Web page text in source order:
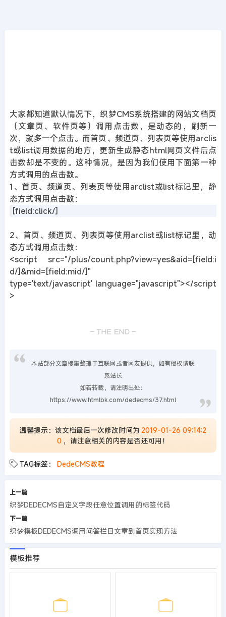
大家都知道默认情况下，织梦CMS系统搭建的网站文档页
（文章页、软件页等）调用点击数，是动态的，刷新一
次，就多一个点击。而首页、频道页、列表页等使用arclis
t或list调用数据的地方，更新生成静态html网页文件后点
击数却是不变的。这种情况，是因为我们使用下面第一种
方式调用的点击数。
1、首页、频道页、列表页等使用arclist或list标记里，静
态方式调用点击数：
[field:click/]
2、首页、频道页、列表页等使用arclist或list标记里，动
态方式调用点击数：
<script src="/plus/count.php?view=yes&aid=[field:i
d/]&mid=[field:mid/]"
type='text/javascript' language="javascript"></script
>
本站部分文章搜集整理于互联网或者网友提供，如有侵权请联
系站长
如若转载，请注明出处：
https://www.htmlbk.com/dedecms/37.html
温馨提示：该文档最后一次修改时间为 2019-01-26 09:14:2
0 ，请注意相关的内容是否还可用！
TAG标签： DedeCMS教程
上一篇
织梦DEDECMS自定义字段任意位置调用的标签代码
下一篇
织梦模板DEDECMS调用问答栏目文章到首页实现方法
模板推荐